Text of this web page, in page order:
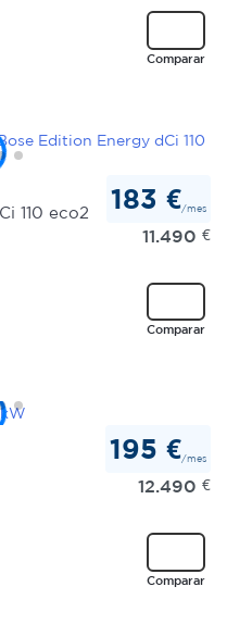
Comparar
110 eco2
183 €/mes
11.490 €
Comparar
195 €/mes
12.490 €
Comparar